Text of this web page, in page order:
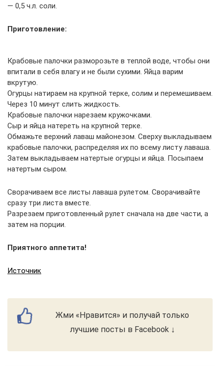
— 0,5 ч.л. соли.
Приготовление:
Крабовые палочки разморозьте в теплой воде, чтобы они
впитали в себя влагу и не были сухими. Яйца варим
вкрутую.
Огурцы натираем на крупной терке, солим и перемешиваем.
Через 10 минут слить жидкость.
Крабовые палочки нарезаем кружочками.
Сыр и яйца натереть на крупной терке.
Обмажьте верхний лаваш майонезом. Сверху выкладываем
крабовые палочки, распределяя их по всему листу лаваша.
Затем выкладываем натертые огурцы и яйца. Посыпаем
натертым сыром.
Сворачиваем все листы лаваша рулетом. Сворачивайте
сразу три листа вместе.
Разрезаем приготовленный рулет сначала на две части, а
затем на порции.
Приятного аппетита!
Источник
Жми «Нравится» и получай только
лучшие посты в Facebook ↓